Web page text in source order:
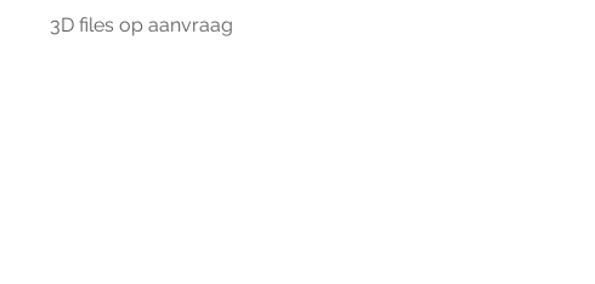
3D files op aanvraag